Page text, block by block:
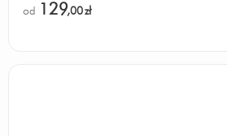
od 129,00zł